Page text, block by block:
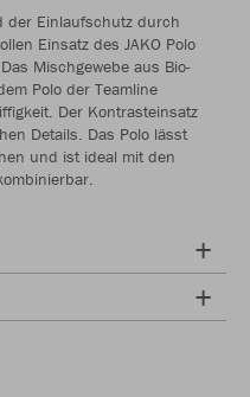
der Einlaufschutz durch
Einsatz des JAKO Polo
Mischgewebe aus Bio-
Polo der Teamline
Der Kontrasteinsatz
Details. Das Polo lässt
und ist ideal mit den